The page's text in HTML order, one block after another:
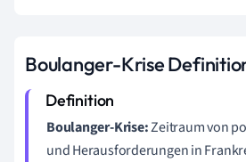
Boulanger-Krise
Boulanger-Krise:Zeitraum von
und Herausforderungen in